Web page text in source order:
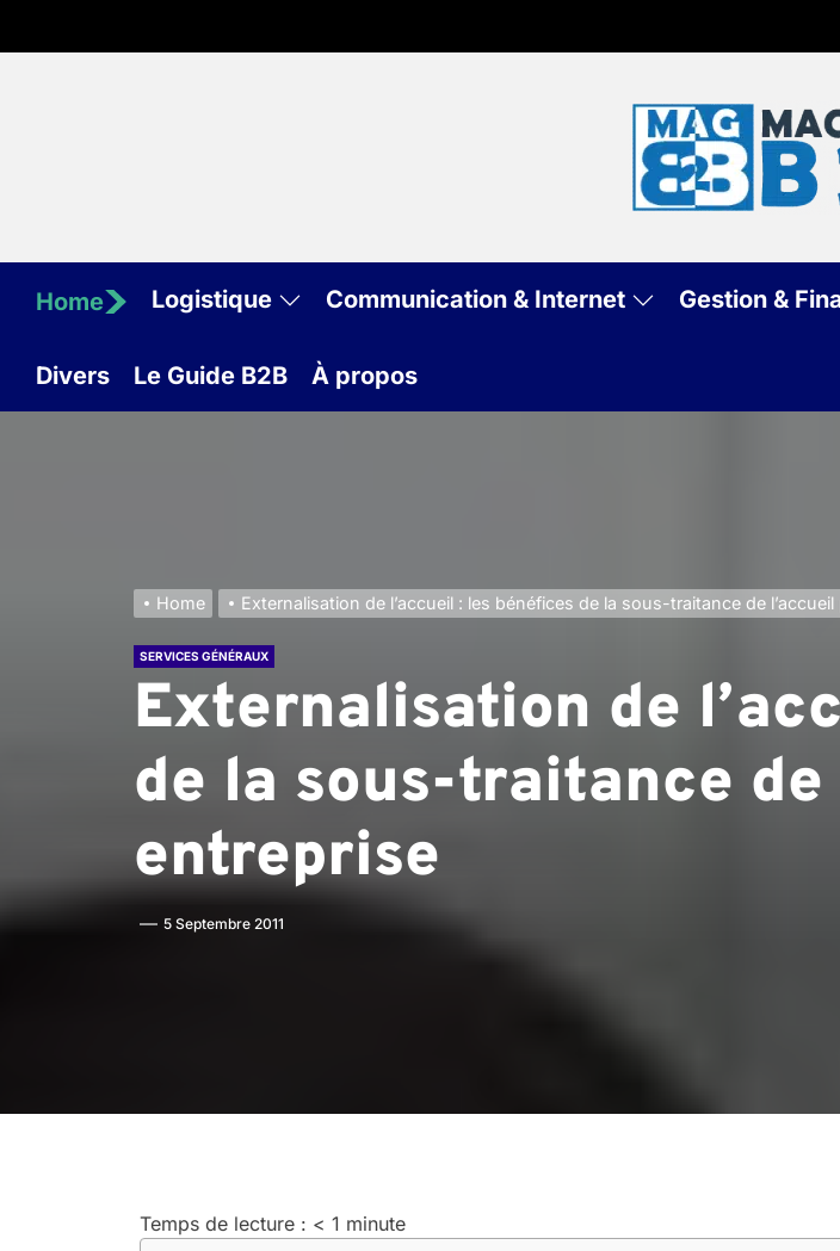
Home Logistique Communication & Internet Gestion &
Divers Le Guide B2B À propos
Home Externalisation de l’accueil : les bénéfices de la sous-traitance de
SERVICES GÉNÉRAUX
Externalisation de
de la sous-traitance
entreprise
5 Septembre 2011
Temps de lecture : < 1 minute